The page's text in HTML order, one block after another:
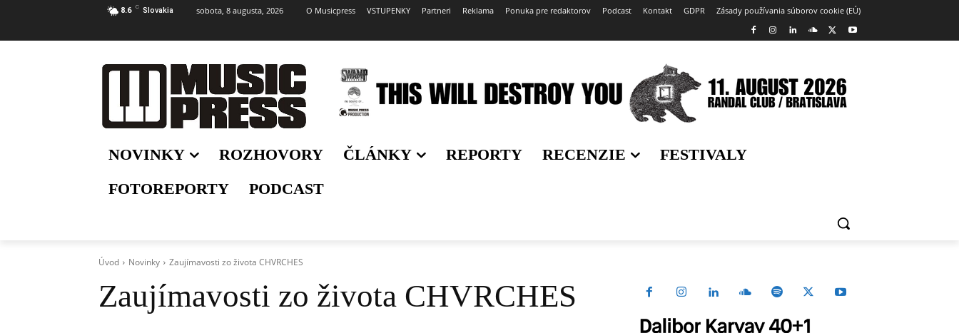
8.6 C Slovakia sobota, 8 augusta, 2026 O Musicpress VSTUPENKY Partneri Reklama Ponuka pre redaktorov Podcast Kontakt GDPR Zásady používania súborov cookie (EÚ)
NOVINKY ROZHOVORY ČLÁNKY REPORTY RECENZIE
FESTIVALY
FOTOREPORTY
PODCAST
Úvod Novinky Zaujímavosti zo života CHVRCHES
Zaujímavosti zo života CHVRCHES